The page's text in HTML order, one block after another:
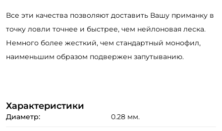
Все эти качества позволяют доставить Вашу приманку в
точку ловли точнее и быстрее, чем нейлоновая леска.
Немного более жесткий, чем стандартный монофил,
наименьшим образом подвержен запутыванию.
Характеристики
Диаметр: 0.28 мм.
Создать аккаунт
ФИО: *
Номер телефона: *